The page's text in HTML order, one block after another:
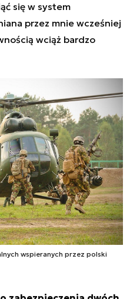
się w system
przez mnie wcześniej
wciąż bardzo
wspieranych przez polski